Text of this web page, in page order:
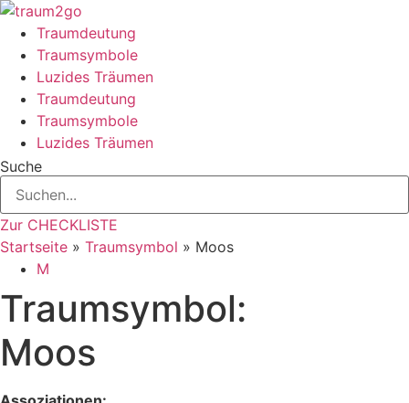
Zum
Inhalt
springen
Traumdeutung
Traumsymbole
Luzides Träumen
Traumdeutung
Traumsymbole
Luzides Träumen
Suche
Zur CHECKLISTE
Startseite » Traumsymbol » Moos
M
Traumsymbol:
Moos